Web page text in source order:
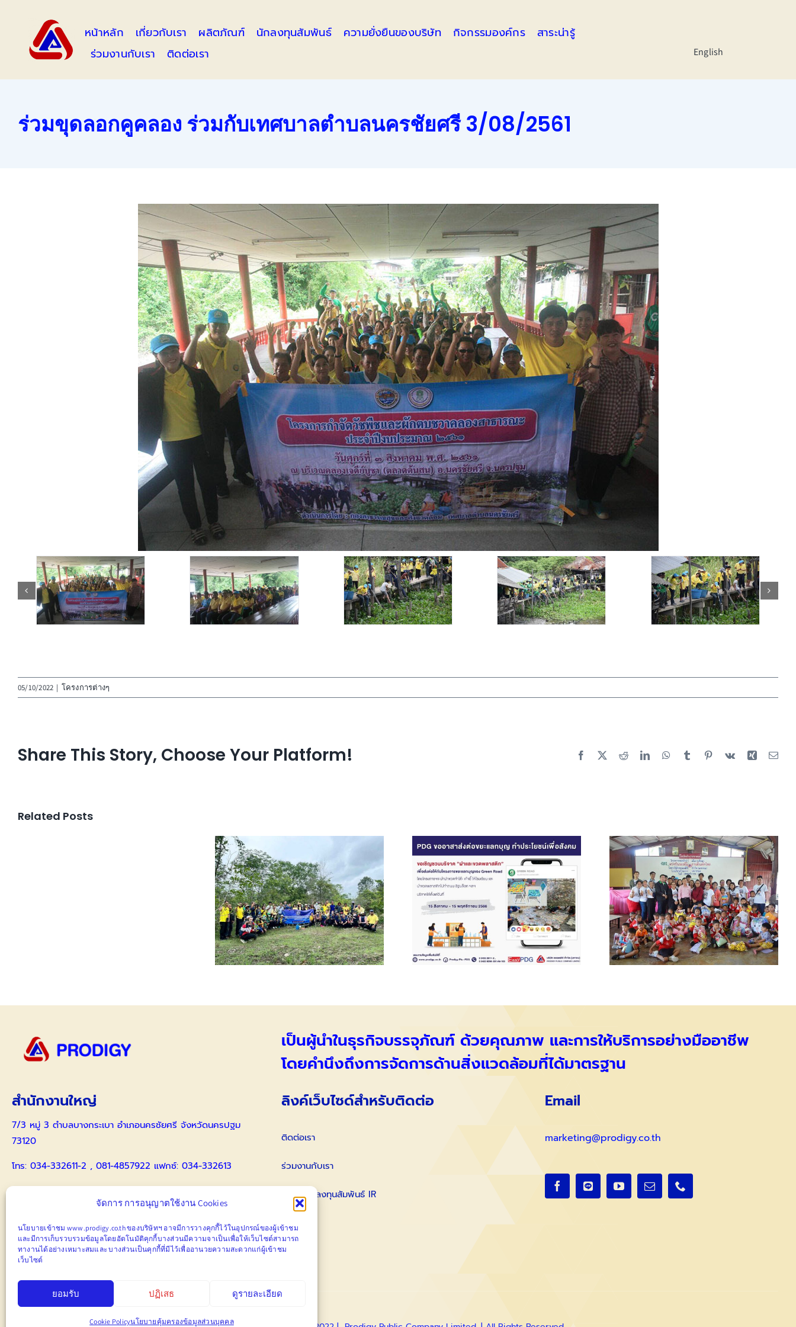
จัดการ การอนุญาตใช้งาน Cookies
นโยบายเข้าชม www.prodigy.co.th ของบริษัทฯ อาจมีการวางคุกกี้ไว้ในอุปกรณ์ของผู้เข้าชม
และมีการเก็บรวบรวมข้อมูลโดยอัตโนมัติคุกกี้บางส่วนมีความจาเป็นเพื่อให้เว็บไซต์สามารถ
ทางานได้อย่างเหมาะสมและบางส่วนเป็นคุกกี้ที่มีไว้เพื่ออานวยความสะดวกแก่ผู้เข้าชม
เว็บไซต์
ยอมรับ ปฏิเสธ ดูรายละเอียด
Cookie Policyนโยบายคุ้มครองข้อมูลส่วนบุคคล
หน้าหลัก เกี่ยวกับเรา ผลิตภัณฑ์ นักลงทุนสัมพันธ์ ความยั่งยืนของบริษัท กิจกรรมองค์กร
สาระน่ารู้
ร่วมงานกับเรา
ติดต่อเรา English
ร่วมขุดลอกคูคลอง ร่วมกับเทศบาลตำบลนครชัยศรี 3/08/2561
05/10/2022 | โครงการต่างๆ
Share This Story, Choose Your Platform! Facebook RedditLinkedInWhatsApp
Tumblr Pinterest
Vk Xing
Related Posts
เป็นผู้นำในธุรกิจบรรจุภัณฑ์ ด้วยคุณภาพ และการให้บริการอย่างมืออาชีพ
โดยคำนึงถึงการจัดการด้านสิ่งแวดล้อมที่ได้มาตรฐาน
สำนักงานใหญ่
7/3 หมู่ 3 ตำบลบางกระเบา อำเภอนครชัยศรี จังหวัดนครปฐม
73120
โทร: 034-332611-2 , 081-4857922 แฟกซ์: 034-332613
086-4173359 คุณธีรนาฏ
สำนักงานสาขาสุรินทร์
55 หมู่ 1 ตำบลบุฤาษี อำเภอเมืองสุรินทร์ จังหวัดสุรินทร์ 32000
ลิงค์เว็บไซด์สำหรับติดต่อ
ติดต่อเรา
ร่วมงานกับเรา
ติดต่อนักลงทุนสัมพันธ์ IR
Email
marketing@prodigy.co.th